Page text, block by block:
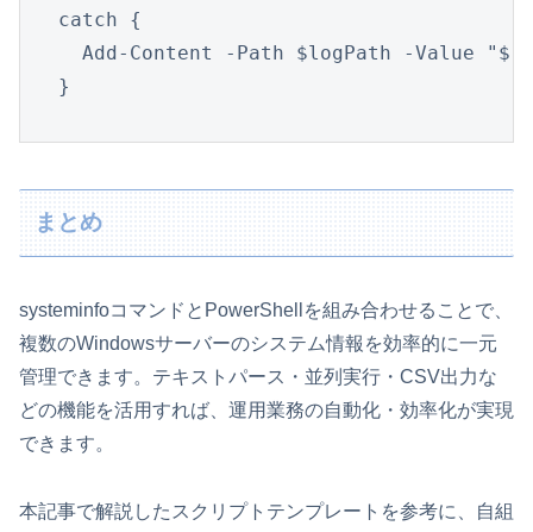
catch {
Add-Content -Path $logPath -Value
}
まとめ
systeminfoコマンドとPowerShellを組み合わせることで、
複数のWindowsサーバーのシステム情報を効率的に一元
管理できます。テキストパース・並列実行・CSV出力な
どの機能を活用すれば、運用業務の自動化・効率化が実現
できます。
本記事で解説したスクリプトテンプレートを参考に、自組